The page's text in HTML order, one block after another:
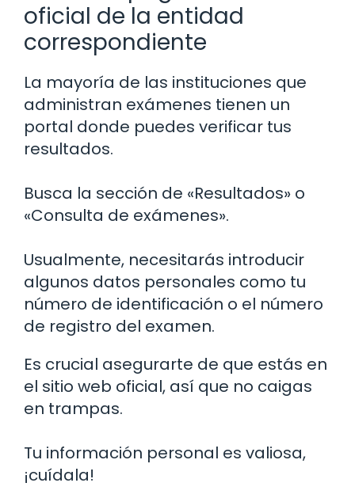
oficial de la entidad
correspondiente
La mayoría de las instituciones que
administran exámenes tienen un
portal donde puedes verificar tus
resultados.
Busca la sección de «Resultados» o
«Consulta de exámenes».
Usualmente, necesitarás introducir
algunos datos personales como tu
número de identificación o el número
de registro del examen.
Es crucial asegurarte de que estás en
el sitio web oficial, así que no caigas
en trampas.
Tu información personal es valiosa,
¡cuídala!